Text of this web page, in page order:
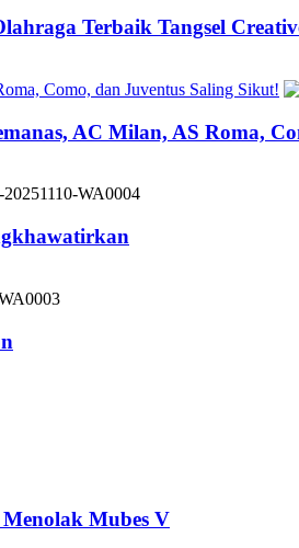
Terbaik Tangsel
Como, dan Juventus Saling Sikut!
AC Milan, AS Roma,
Mubes V